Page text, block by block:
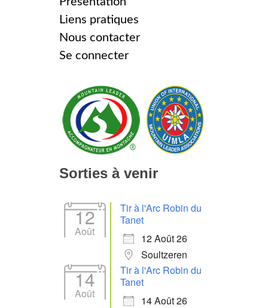
Liens pratiques
Nous contacter
Se connecter
Sorties à venir
12
Août
Tir à l'Arc Robin du
Tanet
12 Août 26
Soultzeren
14
Août
Tir à l'Arc Robin du
Tanet
14 Août 26